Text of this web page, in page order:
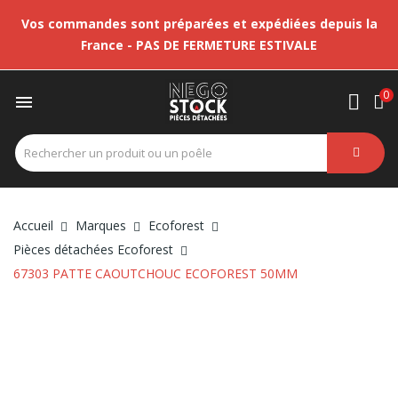
Vos commandes sont préparées et expédiées depuis la
France - PAS DE FERMETURE ESTIVALE
 0
Accueil Marques
Ecoforest
Pièces détachées Ecoforest
67303 PATTE CAOUTCHOUC ECOFOREST 50MM